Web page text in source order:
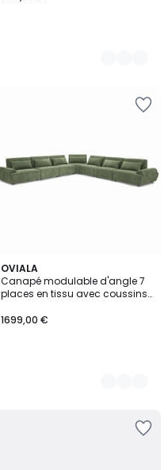
OVIALA
Canapé modulable d'angle 7
places en tissu avec coussins
1699,00 €
3
Couleurs